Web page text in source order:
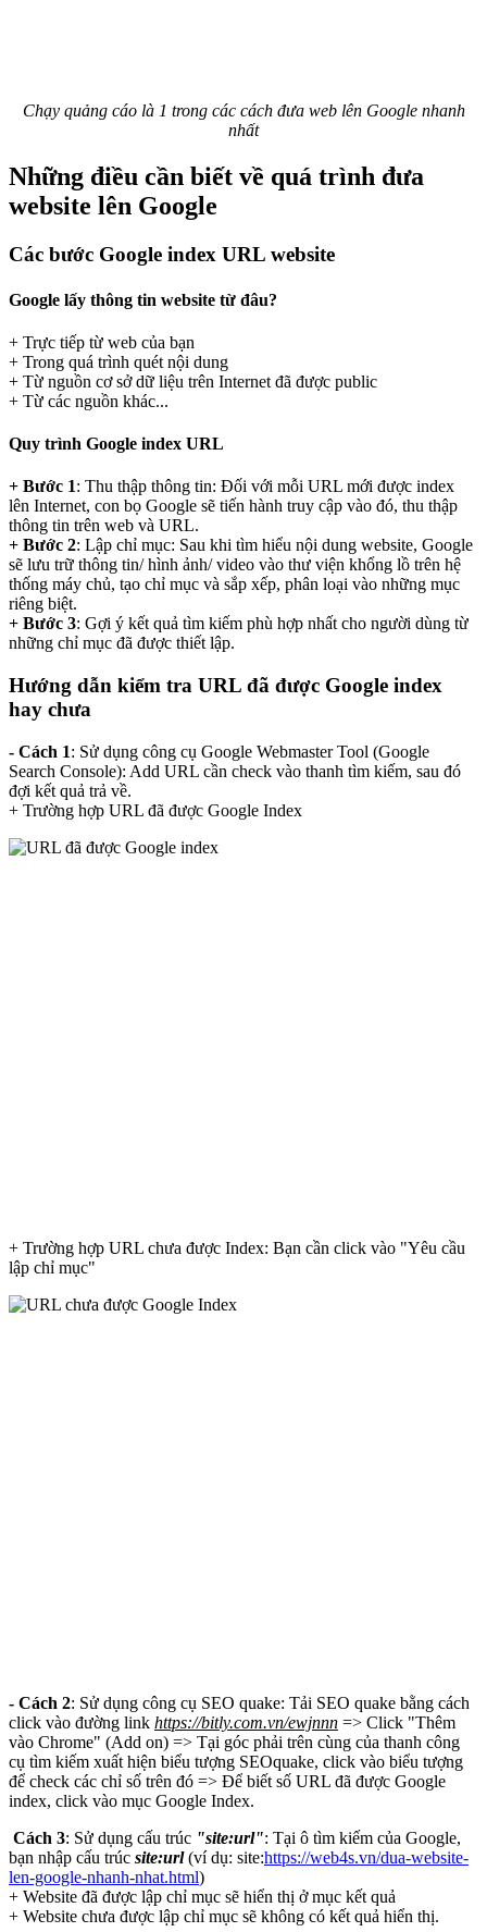
Chạy quảng cáo là 1 trong các cách đưa web lên Google nhanh
nhất
Những điều cần biết về quá trình đưa
website lên Google
Các bước Google index URL website
Google lấy thông tin website từ đâu?
+ Trực tiếp từ web của bạn
+ Trong quá trình quét nội dung
+ Từ nguồn cơ sở dữ liệu trên Internet đã được public
+ Từ các nguồn khác...
Quy trình Google index URL
+ Bước 1: Thu thập thông tin: Đối với mỗi URL mới được index
lên Internet, con bọ Google sẽ tiến hành truy cập vào đó, thu thập
thông tin trên web và URL.
+ Bước 2: Lập chỉ mục: Sau khi tìm hiểu nội dung website, Google
sẽ lưu trữ thông tin/ hình ảnh/ video vào thư viện khổng lồ trên hệ
thống máy chủ, tạo chỉ mục và sắp xếp, phân loại vào những mục
riêng biệt.
+ Bước 3: Gợi ý kết quả tìm kiếm phù hợp nhất cho người dùng từ
những chỉ mục đã được thiết lập.
Hướng dẫn kiểm tra URL đã được Google index
hay chưa
- Cách 1: Sử dụng công cụ Google Webmaster Tool (Google
Search Console): Add URL cần check vào thanh tìm kiếm, sau đó
đợi kết quả trả về.
+ Trường hợp URL đã được Google Index
+ Trường hợp URL chưa được Index: Bạn cần click vào "Yêu cầu
lập chỉ mục"
- Cách 2: Sử dụng công cụ SEO quake: Tải SEO quake bằng cách
click vào đường link https://bitly.com.vn/ewjnnn => Click "Thêm
vào Chrome" (Add on) => Tại góc phải trên cùng của thanh công
cụ tìm kiếm xuất hiện biểu tượng SEOquake, click vào biểu tượng
để check các chỉ số trên đó => Để biết số URL đã được Google
index, click vào mục Google Index.
Cách 3: Sử dụng cấu trúc "site:url": Tại ô tìm kiếm của Google,
bạn nhập cấu trúc site:url(ví dụ: site:https://web4s.vn/dua-website-
len-google-nhanh-nhat.html)
+ Website đã được lập chỉ mục sẽ hiển thị ở mục kết quả
+ Website chưa được lập chỉ mục sẽ không có kết quả hiển thị.